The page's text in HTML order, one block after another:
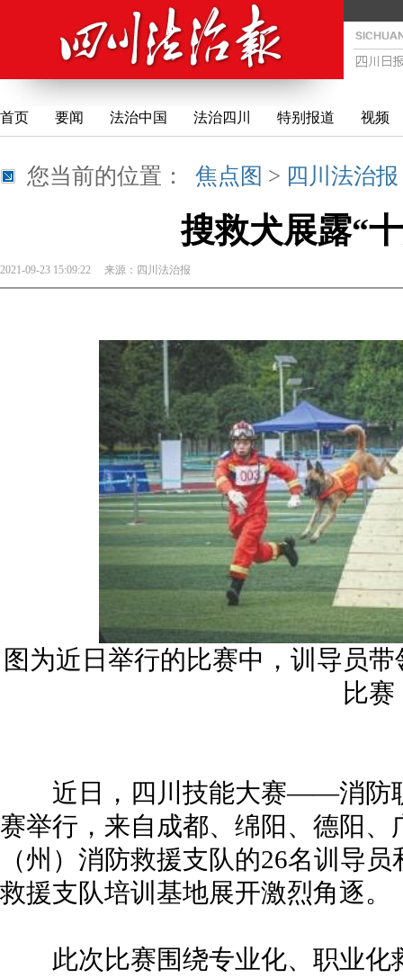
首页 要闻 法治中国 法治四川 特别报道 视频
您当前的位置： 焦点图 > 四川法治报
搜救犬展露“
2021-09-23 15:09:22 来源： 四川法治报
图为近日举行的比赛中，训导员
比赛
近日，四川技能大赛——消防职
赛举行，来自成都、绵阳、德阳
（州）消防救援支队的26名训导
救援支队培训基地展开激烈角逐。
此次比赛围绕专业化、职业化